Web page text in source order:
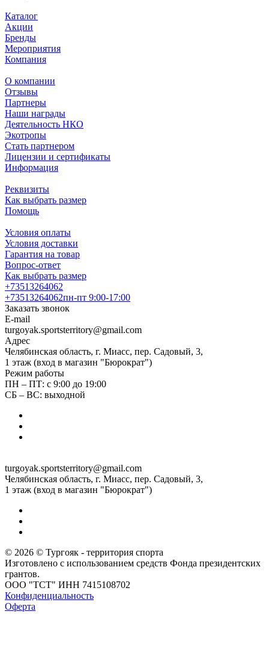
Каталог
Акции
Бренды
Мероприятия
Компания
О компании
Отзывы
Партнеры
Наши награды
Деятельность НКО
Экотропы
Стать партнером
Лицензии и сертификаты
Информация
Реквизиты
Как выбрать размер
Помощь
Условия оплаты
Условия доставки
Гарантия на товар
Вопрос-ответ
Как выбрать размер
+73513264062
+73513264062пн-пт 9:00-17:00
Заказать звонок
E-mail
turgoyak.sportsterritory@gmail.com
Адрес
Челябинская область, г. Миасс, пер. Садовый, 3,
1 этаж (вход в магазин "Бюрократ")
Режим работы
ПН – ПТ: с 9:00 до 19:00
СБ – ВС: выходной
turgoyak.sportsterritory@gmail.com
Челябинская область, г. Миасс, пер. Садовый, 3,
1 этаж (вход в магазин "Бюрократ")
© 2026 © Тургояк - территория спорта
Изготовлено с использованием средств Фонда президентских
грантов.
ООО "ТСТ" ИНН 7415108702
Конфиденциальность
Оферта